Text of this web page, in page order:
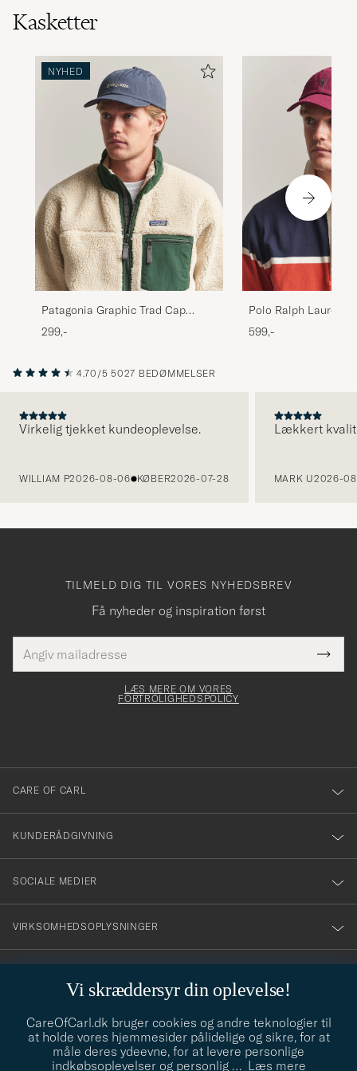
Kasketter
NYHED
Patagonia Graphic Trad Cap
Smolder Blue
299,-
Polo Ralph Lauren
Classic Wine
599,-
4.70/5 5027 BEDØMMELSER
Virkelig tjekket kundeoplevelse.
WILLIAM P2026-08-06 KØBER2026-07-28
Lækkert
MARK U2026-
Vi skræddersyr din oplevelse!
CareOfCarl.dk bruger cookies og andre teknologier til
at holde vores hjemmesider pålidelige og sikre, for at
måle deres ydeevne, for at levere personlige
indkøbsoplevelser og personlig … Læs mere
TILMELD DIG TIL VORES NYHEDSBREV
Få nyheder og inspiration først
mailadresse
skal
Tack
för
dig
till
vårt
nyhetsbrev!
LÆS MERE OM VORES
FORTROLIGHEDSPOLICY
CARE OF CARL
KUNDERÅDGIVNING
SOCIALE MEDIER
VIRKSOMHEDSOPLYSNINGER
info@careofcarl.dk
Behøver du hjælp til at finde din stil? Lad os hjælpe dig, vi hjælper
gerne til!
STILRÅD